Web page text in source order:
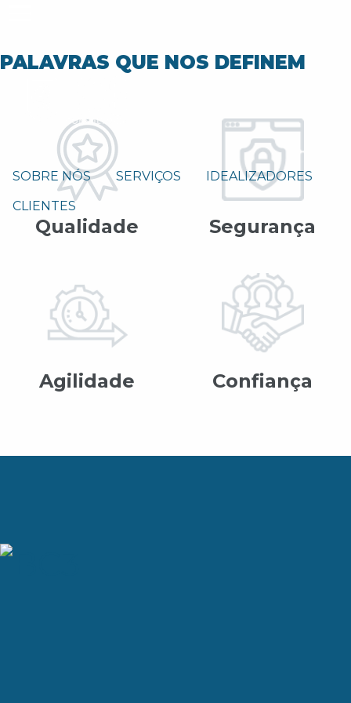
SOBRE NÓS SERVIÇOS IDEALIZADORES
CLIENTES
PALAVRAS QUE NOS DEFINEM
Qualidade Segurança
Agilidade Confiança